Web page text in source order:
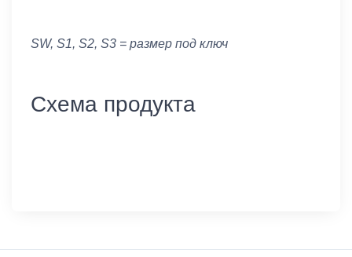
SW, S1, S2, S3 = размер под ключ
Схема продукта